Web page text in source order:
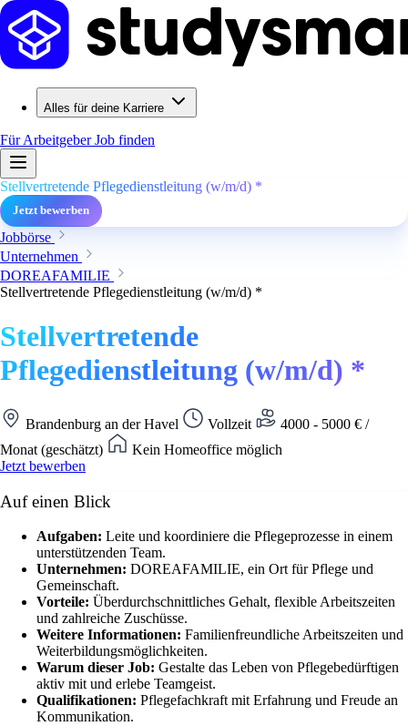
Alles für deine Karriere
Für ArbeitgeberJob finden
Stellvertretende Pflegedienstleitung (w/m/d) *
Jetzt bewerben
Jobbörse
Unternehmen
DOREAFAMILIE
Stellvertretende Pflegedienstleitung (w/m/d) *
Stellvertretende
Pflegedienstleitung (w/m/d) *
Brandenburg an der Havel Vollzeit
4000 - 5000 € /
Monat (geschätzt)
Kein Homeoffice möglich
Jetzt bewerben
Auf einen Blick
Aufgaben: Leite und koordiniere die Pflegeprozesse in einem
unterstützenden Team.
Unternehmen: DOREAFAMILIE, ein Ort für Pflege und
Gemeinschaft.
Vorteile: Überdurchschnittliches Gehalt, flexible Arbeitszeiten
und zahlreiche Zuschüsse.
Weitere Informationen: Familienfreundliche Arbeitszeiten und
Weiterbildungsmöglichkeiten.
Warum dieser Job: Gestalte das Leben von Pflegebedürftigen
aktiv mit und erlebe Teamgeist.
Qualifikationen: Pflegefachkraft mit Erfahrung und Freude an
Kommunikation.